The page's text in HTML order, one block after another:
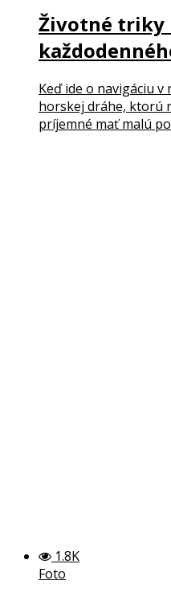
Životné triky
Keď ide o navigáciu
horskej dráhe, ktorú
príjemné mať malú
1.8K
Foto